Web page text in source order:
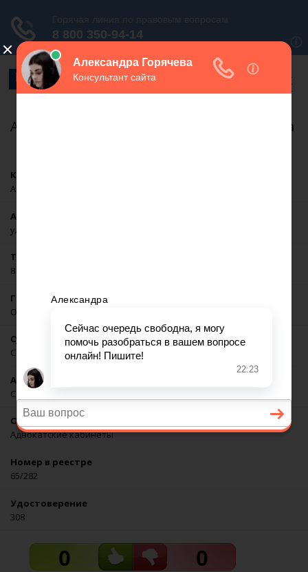
Адвокат Трошина Татьяна Александровна
Компания
Адвокатский кабинет Трошина Татьяна Александровна
Адрес
ул. Ленина, дом 45, оф. 40., Оха
Телефон
8 (914) 759-39-51
Город
Оха
Субъект РФ
Сахалинская область
Адвокатская палата
Сахалинской области
Организационная форма
Адвокатские кабинеты
Номер в реестре
65/282
Удостоверение
308
0 0